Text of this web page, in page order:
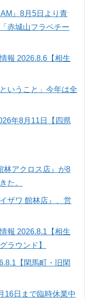
』8月5日より青
赤城山フラペチー
報 2026.8.6【相生
いうこと」今年は全
年8月11日【四県
林アクロス店』が8
た。
ザワ 館林店』、営
報 2026.8.1【相生
ラウンド】
【閑馬町・旧閑
16日まで臨時休業中